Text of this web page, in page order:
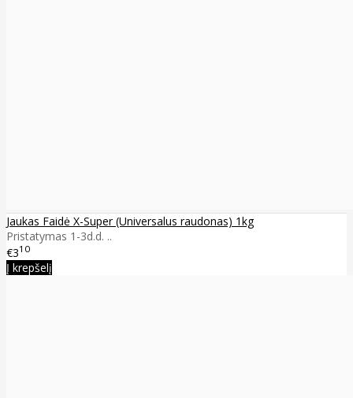
Jaukas Faidė X-Super (Universalus raudonas) 1kg
Pristatymas 1-3d.d. ..
€310
Į krepšelį